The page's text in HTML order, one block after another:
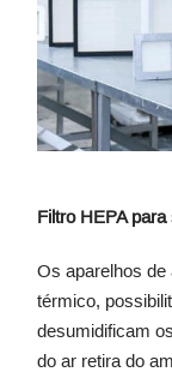
Filtro HEPA
Os aparelhos de
térmico,
desumidificam
do ar retira do